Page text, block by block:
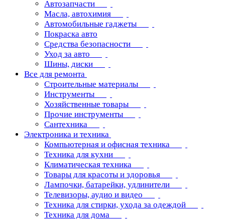
Автозапчасти
Масла, автохимия
Автомобильные гаджеты
Покраска авто
Средства безопасности
Уход за авто
Шины, диски
Все для ремонта
Строительные материалы
Инструменты
Хозяйственные товары
Прочие инструменты
Сантехника
Электроника и техника
Компьютерная и офисная техника
Техника для кухни
Климатическая техника
Товары для красоты и здоровья
Лампочки, батарейки, удлинители
Телевизоры, аудио и видео
Техника для стирки, ухода за одеждой
Техника для дома